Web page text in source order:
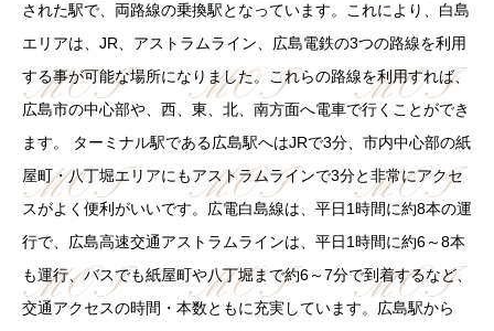
された駅で、両路線の乗換駅となっています。これにより、白島
エリアは、JR、アストラムライン、広島電鉄の3つの路線を利用
する事が可能な場所になりました。これらの路線を利用すれば、
広島市の中心部や、西、東、北、南方面へ電車で行くことができ
ます。 ターミナル駅である広島駅へはJRで3分、市内中心部の紙
屋町・八丁堀エリアにもアストラムラインで3分と非常にアクセ
スがよく便利がいいです。広電白島線は、平日1時間に約8本の運
行で、広島高速交通アストラムラインは、平日1時間に約6～8本
も運行、バスでも紙屋町や八丁堀まで約6～7分で到着するなど、
交通アクセスの時間・本数ともに充実しています。広島駅から